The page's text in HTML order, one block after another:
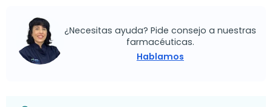
¿Necesitas ayuda? Pide consejo a nuestras
farmacéuticas.
Hablamos